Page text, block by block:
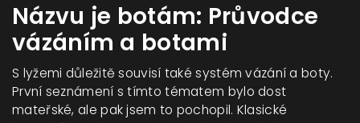
Názvu je botám: Průvodce
vázáním a botami
S lyžemi důležitě souvisí také systém vázání a boty.
První seznámení s tímto tématem bylo dost
mateřské, ale pak jsem to pochopil. Klasické